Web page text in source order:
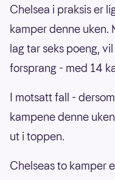
Chelsea i praksis er
kamper denne uken.
lag tar seks poeng,
forsprang - med 14
I motsatt fall -
kampene denne
ut i toppen.
Chelseas to kamper